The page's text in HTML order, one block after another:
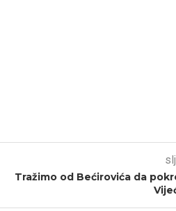
Tražimo od Bećirovića da